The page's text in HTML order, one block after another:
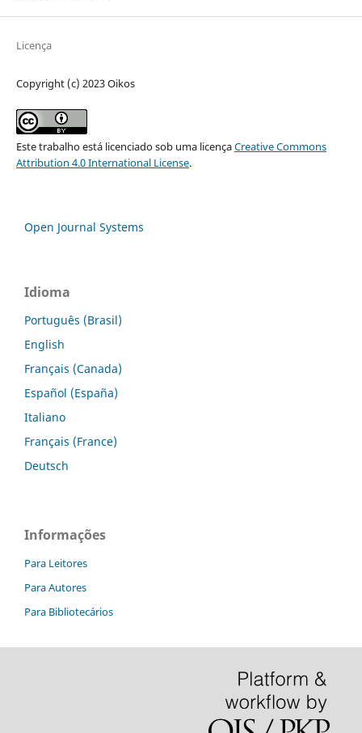
Licença
Copyright (c) 2023 Oikos
Este trabalho está licenciado sob uma licençaCreative Commons
Attribution 4.0 International License.
Open Journal Systems
Idioma
Português (Brasil)
English
Français (Canada)
Español (España)
Italiano
Français (France)
Deutsch
Informações
Para Leitores
Para Autores
Para Bibliotecários